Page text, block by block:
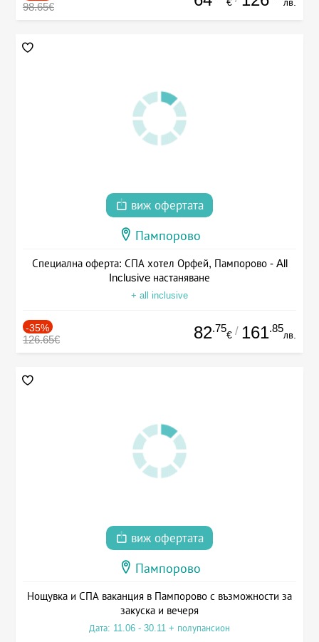
98.65€ € лв.
виж офертата
Пампорово
Специална оферта: СПА хотел Орфей, Пампорово - All
Inclusive настаняване
+ all inclusive
-35%
126.65€ 82.75
€ / 161.85
лв.
виж офертата
Пампорово
Нощувка и СПА ваканция в Пампорово с възможности за
закуска и вечеря
Дата: 11.06 - 30.11 + полупансион